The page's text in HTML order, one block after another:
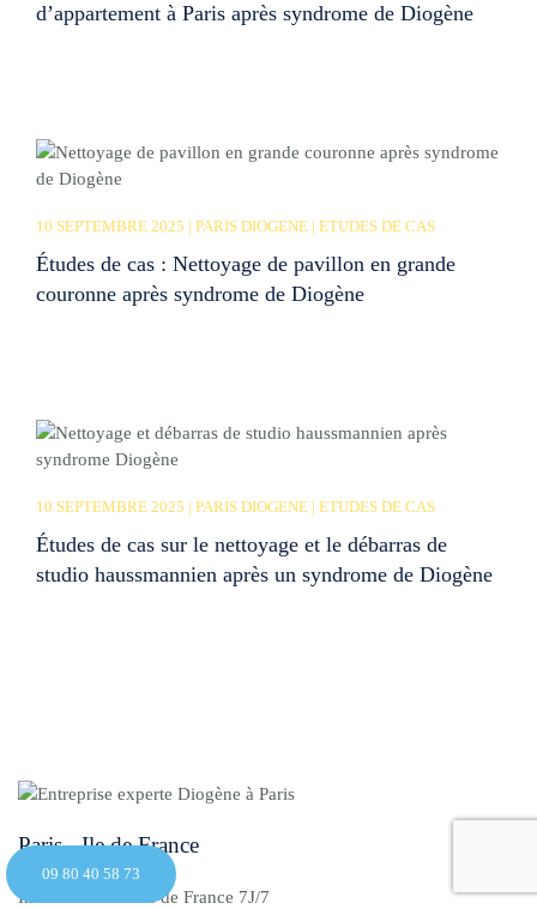
09 80 40 58 73
d’appartement à Paris après syndrome de Diogène
10 SEPTEMBRE 2025 | PARIS DIOGENE | ETUDES DE CAS
Études de cas : Nettoyage de pavillon en grande
couronne après syndrome de Diogène
10 SEPTEMBRE 2025 | PARIS DIOGENE | ETUDES DE CAS
Études de cas sur le nettoyage et le débarras de
studio haussmannien après un syndrome de Diogène
Paris - Ile de France
Intervention en Ile de France 7J/7